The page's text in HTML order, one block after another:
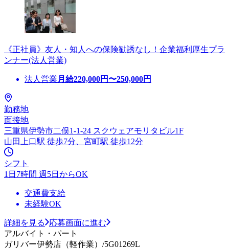
《正社員》友人・知人への保険勧誘なし！企業福利厚生プラ
ンナー(法人営業)
法人営業 月給220,000円〜250,000円
勤務地
面接地
三重県伊勢市二俣1-1-24 スクウェアモリタビル1F
山田上口駅 徒歩7分、宮町駅 徒歩12分
シフト
1日7時間 週5日からOK
交通費支給
未経験OK
詳細を見る
応募画面に進む
アルバイト・パート
ガリバー伊勢店（軽作業）/5G01269L